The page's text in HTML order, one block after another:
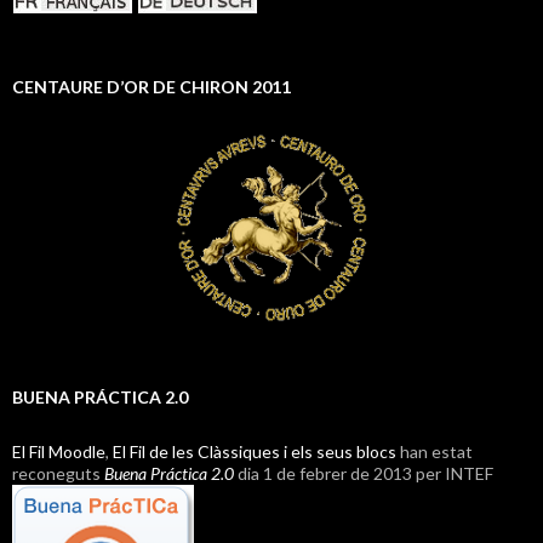
CENTAURE D’OR DE CHIRON 2011
BUENA PRÁCTICA 2.0
El Fil Moodle, El Fil de les Clàssiques i els seus blocs han estat
reconeguts Buena Práctica 2.0dia 1 de febrer de 2013 per INTEF